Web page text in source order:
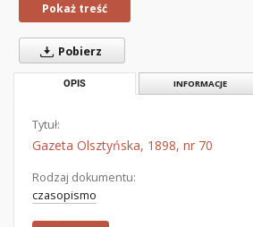
Pokaż treść
Pobierz
OPIS INFORMACJE
Tytuł:
Gazeta Olsztyńska, 1898, nr 70
Rodzaj dokumentu:
czasopismo